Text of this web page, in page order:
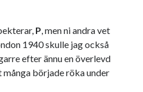
P, men ni andra vet
1940 skulle jag också
efter ännu en överlevd
många började röka under